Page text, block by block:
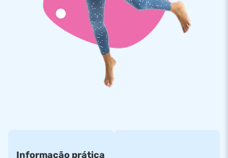
Informação prática